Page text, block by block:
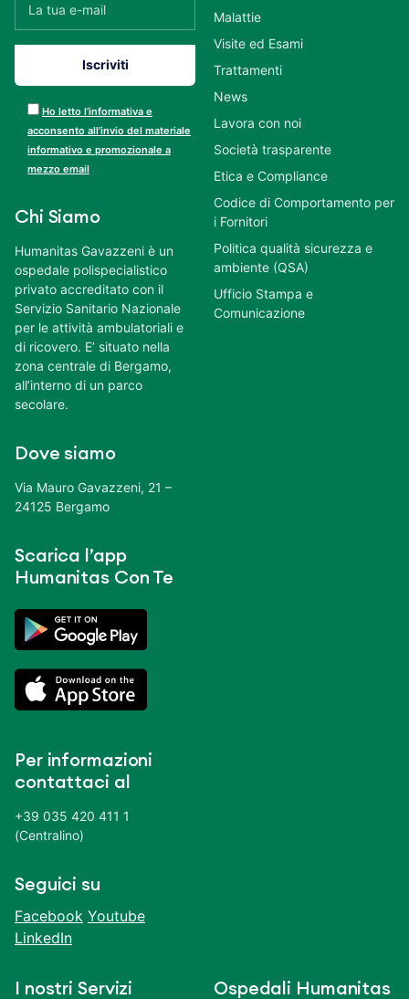
Ho letto l’informativa e
acconsento all’invio del materiale
informativo e promozionale a
mezzo email
Chi Siamo
Humanitas Gavazzeni è un
ospedale polispecialistico
privato accreditato con il
Servizio Sanitario Nazionale
per le attività ambulatoriali e
di ricovero. E’ situato nella
zona centrale di Bergamo,
all’interno di un parco
secolare.
Dove siamo
Via Mauro Gavazzeni, 21 –
24125 Bergamo
Scarica l’app
Humanitas Con Te
Per informazioni
contattaci al
+39 035 420 411 1
(Centralino)
Seguici su
Facebook Youtube
LinkedIn
Malattie
Visite ed Esami
Trattamenti
News
Lavora con noi
Società trasparente
Etica e Compliance
Codice di Comportamento per
i Fornitori
Politica qualità sicurezza e
ambiente (QSA)
Ufficio Stampa e
Comunicazione
I nostri Servizi Ospedali Humanitas